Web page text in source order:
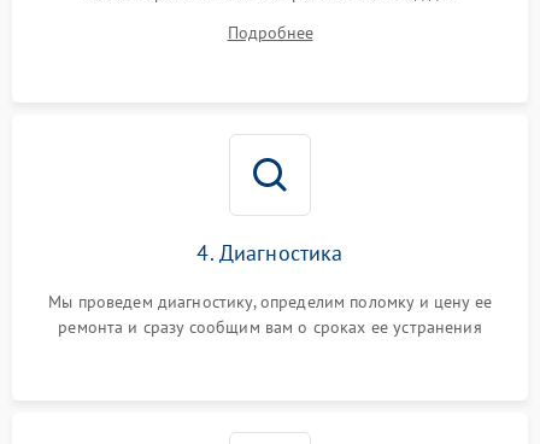
Подробнее
4. Диагностика
Мы проведем диагностику, определим поломку и цену ее
ремонта и сразу сообщим вам о сроках ее устранения